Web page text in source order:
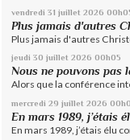
vendredi 31 juillet 2026
Plus jamais d'autres
Plus jamais d'autres
jeudi 30 juillet 2026 00h05
Nous ne pouvons pas
Alors que la conférence
mercredi 29 juillet 2026
En mars 1989, j’étais
En mars 1989, j’étais élu